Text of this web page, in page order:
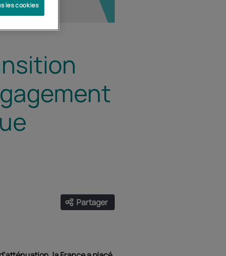
Partager
Ouvrir les liens de partage
les cookies